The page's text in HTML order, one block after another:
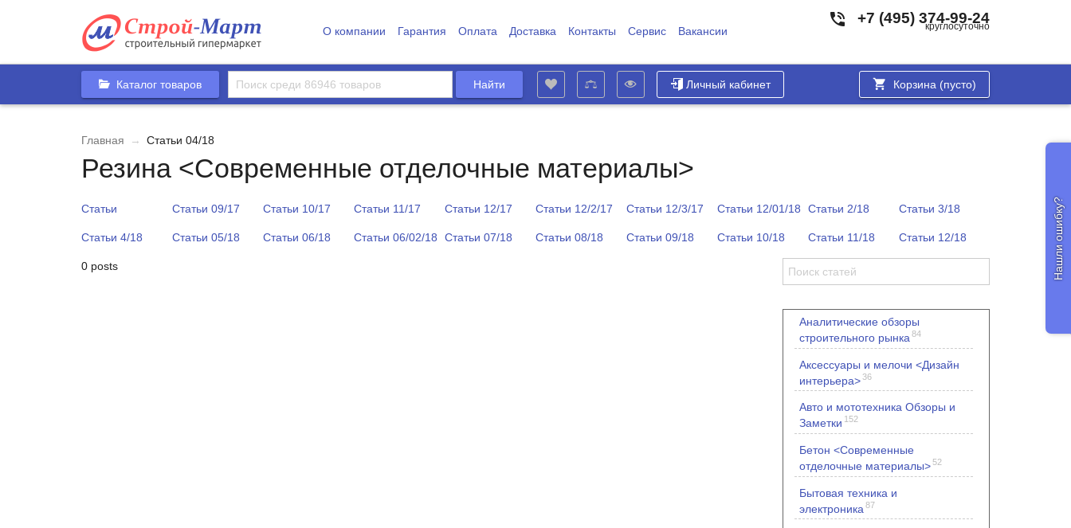
О компании Гарантия Оплата Доставка Контакты Сервис Вакансии
+7 (495) 374-99-24
круглосуточно
Каталог товаров Личный кабинет Корзина (пусто)
Главная → Статьи 04/18
Резина <Современные отделочные материалы>
Статьи Статьи 09/17 Статьи 10/17 Статьи 11/17 Статьи 12/17 Статьи 12/2/17 Статьи 12/3/17 Статьи 12/01/18 Статьи 2/18 Статьи 3/18
Статьи 4/18 Статьи 05/18 Статьи 06/18 Статьи 06/02/18 Статьи 07/18 Статьи 08/18 Статьи 09/18 Статьи 10/18 Статьи 11/18 Статьи 12/18
0 posts
Аналитические обзоры
строительного рынка 84
Аксессуары и мелочи <Дизайн
интерьера>36
Авто и мототехника Обзоры и
Заметки 152
Бетон <Современные
отделочные материалы>52
Бытовая техника и
электроника 87
Нашли ошибку?